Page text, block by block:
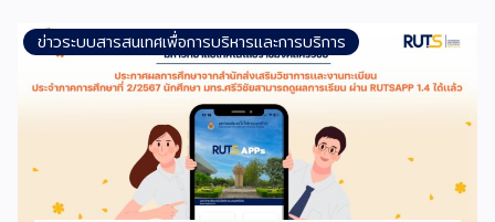
ข่าวระบบสารสนเทศเพื่อการบริหารและการบริการ